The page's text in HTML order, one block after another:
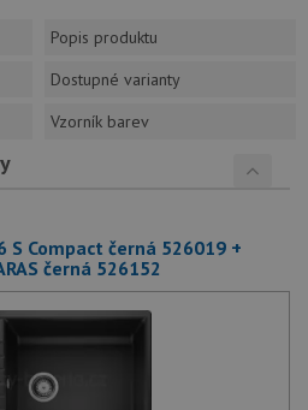
Popis produktu
Dostupné varianty
Vzorník barev
S Compact černá 526019 +
černá 526152